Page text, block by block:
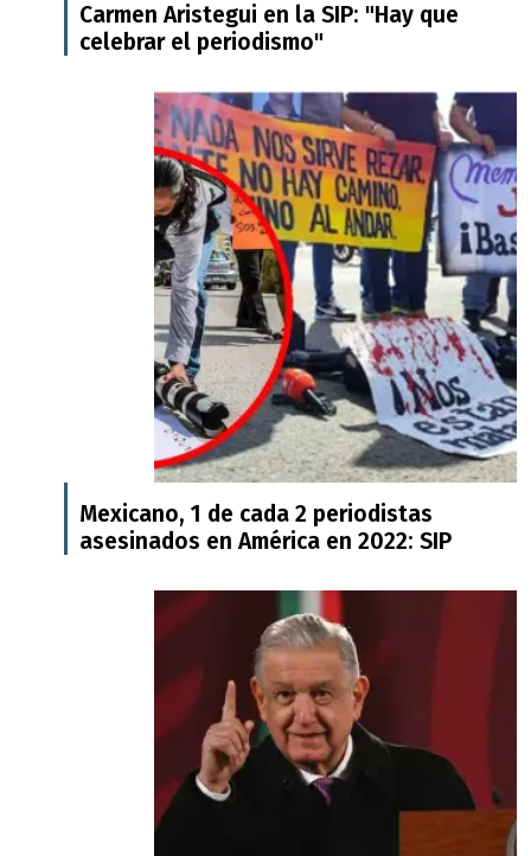
Carmen Aristegui en la SIP: "Hay que
celebrar el periodismo"
Mexicano, 1 de cada 2 periodistas
asesinados en América en 2022: SIP